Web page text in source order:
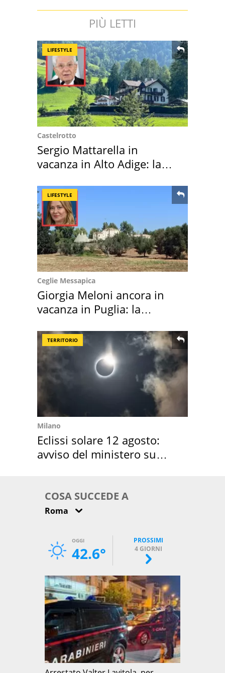
PIÙ LETTI
LIFESTYLE
Castelrotto
Sergio Mattarella in
vacanza in Alto Adige: la
LIFESTYLE
Ceglie Messapica
Giorgia Meloni ancora in
vacanza in Puglia: la
TERRITORIO
Milano
Eclissi solare 12 agosto:
avviso del ministero su